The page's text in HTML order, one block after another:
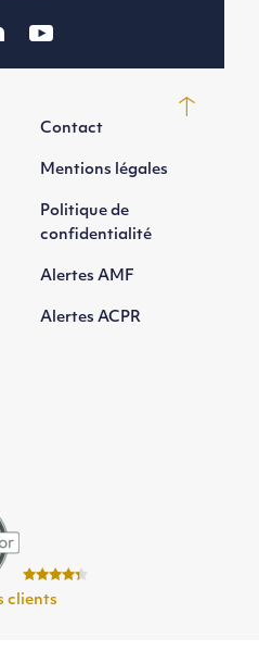
clients
Contact
Mentions légales
Politique de
confidentialité
Alertes AMF
Alertes ACPR